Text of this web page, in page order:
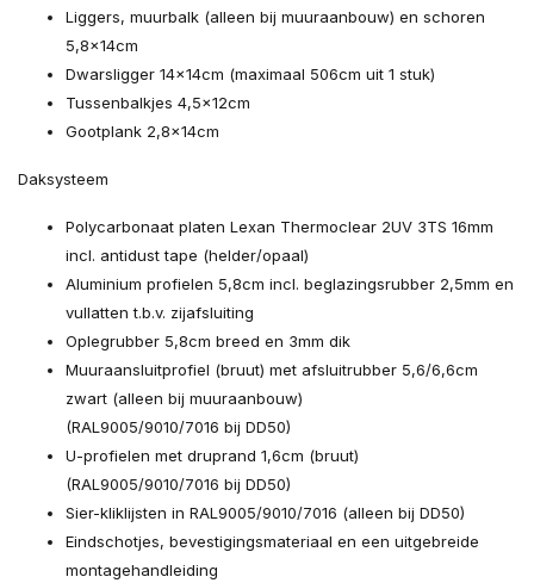
Liggers, muurbalk (alleen bij muuraanbouw) en schoren
5,8×14cm
Dwarsligger 14×14cm (maximaal 506cm uit 1 stuk)
Tussenbalkjes 4,5×12cm
Gootplank 2,8×14cm
Daksysteem
Polycarbonaat platen Lexan Thermoclear 2UV 3TS 16mm
incl. antidust tape (helder/opaal)
Aluminium profielen 5,8cm incl. beglazingsrubber 2,5mm en
vullatten t.b.v. zijafsluiting
Oplegrubber 5,8cm breed en 3mm dik
Muuraansluitprofiel (bruut) met afsluitrubber 5,6/6,6cm
zwart (alleen bij muuraanbouw)
(RAL9005/9010/7016 bij DD50)
U-profielen met druprand 1,6cm (bruut)
(RAL9005/9010/7016 bij DD50)
Sier-kliklijsten in RAL9005/9010/7016 (alleen bij DD50)
Eindschotjes, bevestigingsmateriaal en een uitgebreide
montagehandleiding